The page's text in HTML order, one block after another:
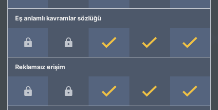
Eş anlamlı kavramlar sözlüğü
Reklamsız erişim